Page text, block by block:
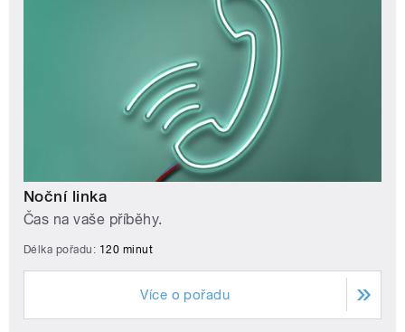
Noční linka
Čas na vaše příběhy.
Délka pořadu: 120 minut
Více o pořadu